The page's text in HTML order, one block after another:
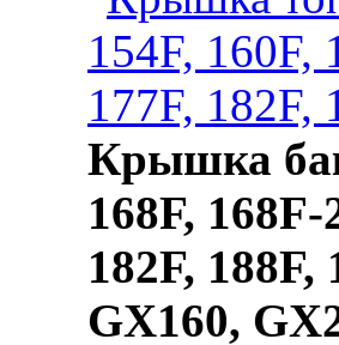
Крышка
168F, 168F-
182F, 188F,
GX160,